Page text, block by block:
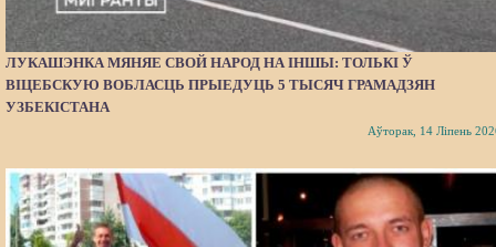
ЛУКАШЭНКА МЯНЯЕ СВОЙ НАРОД НА ІНШЫ: ТОЛЬКІ Ў
ВІЦЕБСКУЮ ВОБЛАСЦЬ ПРЫЕДУЦЬ 5 ТЫСЯЧ ГРАМАДЗЯН
УЗБЕКІСТАНА
Аўторак, 14 Ліпень